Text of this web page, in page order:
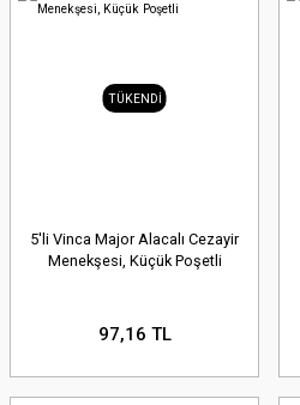
TÜKENDİ
5'li Vinca Major Alacalı Cezayir
Menekşesi, Küçük Poşetli
97,16 TL